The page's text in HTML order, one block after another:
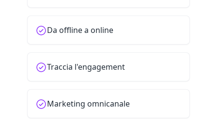
Da offline a online
Traccia l'engagement
Marketing omnicanale